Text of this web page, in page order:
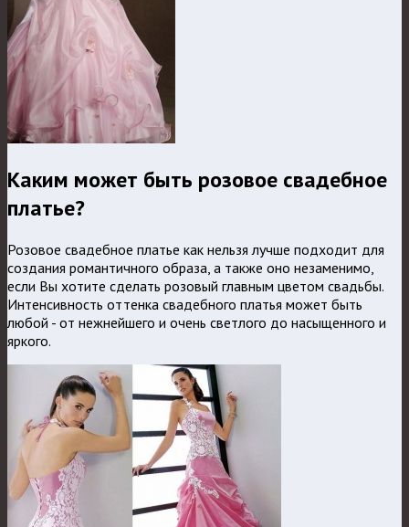
Каким может быть розовое свадебное
платье?
Розовое свадебное платье как нельзя лучше подходит для
создания романтичного образа, а также оно незаменимо,
если Вы хотите сделать розовый главным цветом свадьбы.
Интенсивность оттенка свадебного платья может быть
любой - от нежнейшего и очень светлого до насыщенного и
яркого.